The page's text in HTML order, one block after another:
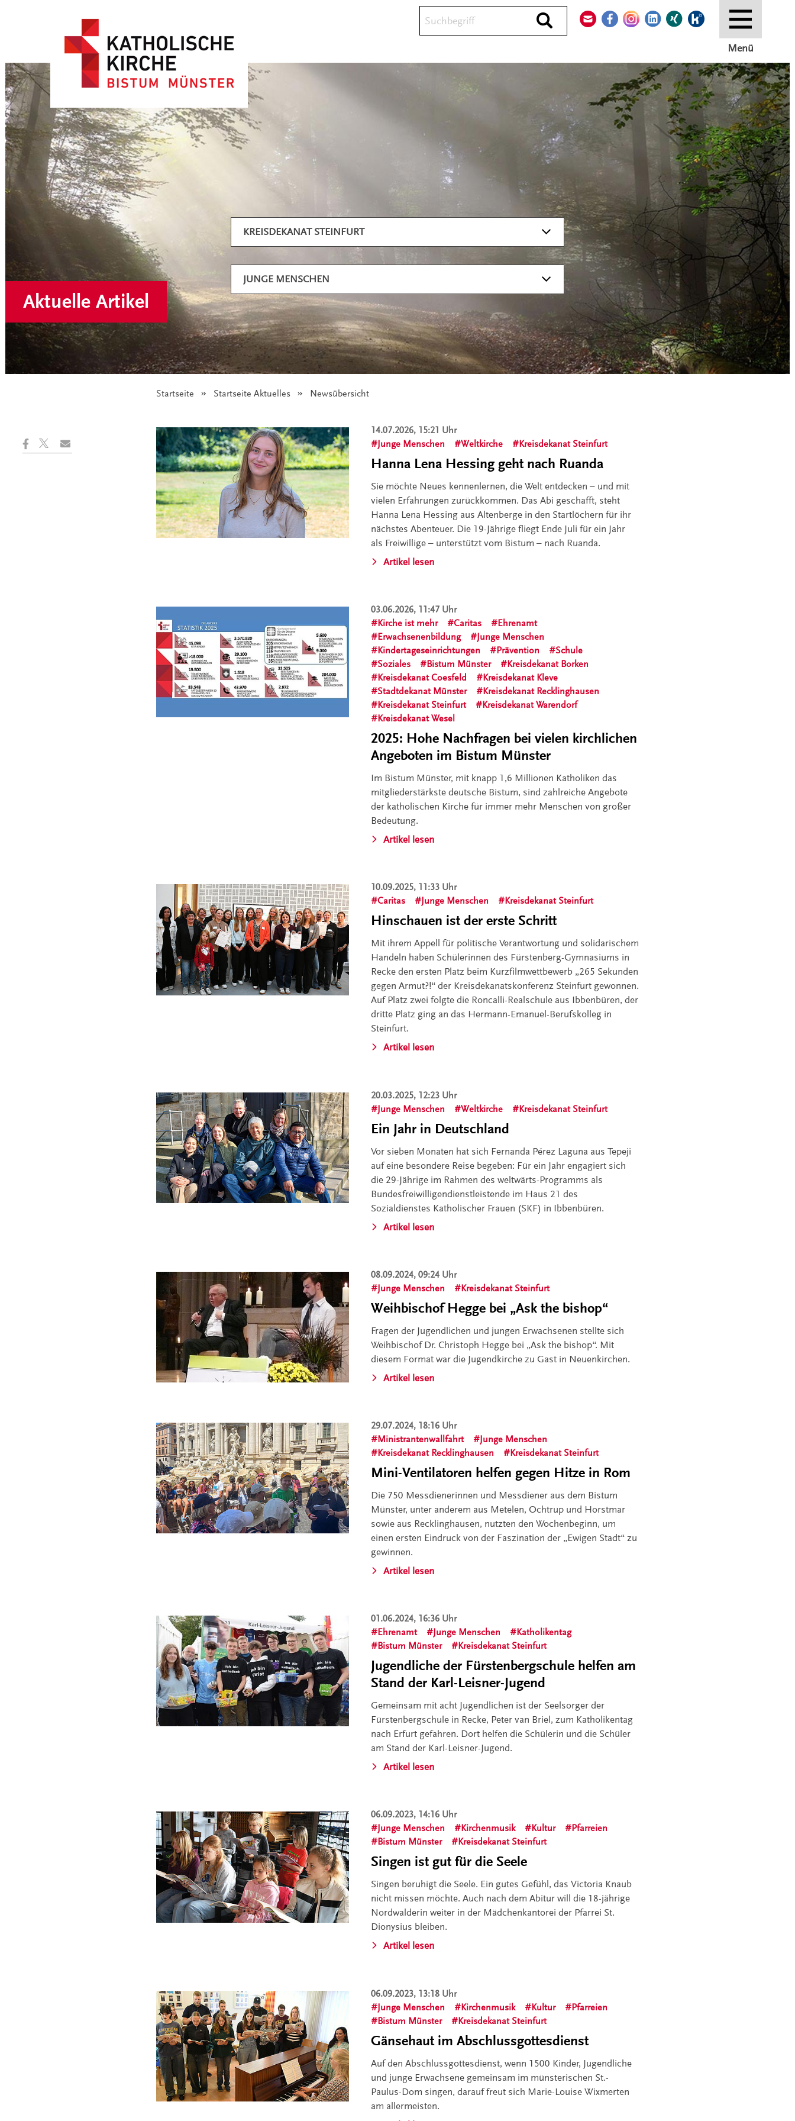
Durchsuchen
Menü
Aktuelle Artikel
Artikel filtern KREISDEKANAT STEINFURT
JUNGE MENSCHEN
Startseite Startseite Aktuelles Angezeigt:
Newsübersicht
14.07.2026, 15:21 Uhr
Junge Menschen
Weltkirche Kreisdekanat Steinfurt
Hanna Lena Hessing geht nach Ruanda
Sie möchte Neues kennenlernen, die Welt entdecken – und mit
vielen Erfahrungen zurückkommen. Das Abi geschafft, steht
Hanna Lena Hessing aus Altenberge in den Startlöchern für ihr
nächstes Abenteuer. Die 19-Jährige fliegt Ende Juli für ein Jahr
als Freiwillige – unterstützt vom Bistum – nach Ruanda.
Artikel lesen
03.06.2026, 11:47 Uhr
Kirche ist mehr
Caritas
Ehrenamt
Erwachsenenbildung
Junge Menschen
Kindertageseinrichtungen
Prävention
Schule
Soziales
Bistum Münster
Kreisdekanat Borken
Kreisdekanat Coesfeld
Kreisdekanat Kleve
Stadtdekanat Münster
Kreisdekanat Recklinghausen
Kreisdekanat Steinfurt
Kreisdekanat Warendorf
Kreisdekanat Wesel
2025: Hohe Nachfragen bei vielen kirchlichen
Angeboten im Bistum Münster
Im Bistum Münster, mit knapp 1,6 Millionen Katholiken das
mitgliederstärkste deutsche Bistum, sind zahlreiche Angebote
der katholischen Kirche für immer mehr Menschen von großer
Bedeutung.
Artikel lesen
10.09.2025, 11:33 Uhr
Caritas
Junge Menschen Kreisdekanat Steinfurt
Hinschauen ist der erste Schritt
Mit ihrem Appell für politische Verantwortung und solidarischem
Handeln haben Schülerinnen des Fürstenberg-Gymnasiums in
Recke den ersten Platz beim Kurzfilmwettbewerb „265 Sekunden
gegen Armut?!“ der Kreisdekanatskonferenz Steinfurt gewonnen.
Auf Platz zwei folgte die Roncalli-Realschule aus Ibbenbüren, der
dritte Platz ging an das Hermann-Emanuel-Berufskolleg in
Steinfurt.
Artikel lesen
20.03.2025, 12:23 Uhr
Junge Menschen
Weltkirche Kreisdekanat Steinfurt
Ein Jahr in Deutschland
Vor sieben Monaten hat sich Fernanda Pérez Laguna aus Tepeji
auf eine besondere Reise begeben: Für ein Jahr engagiert sich
die 29-Jährige im Rahmen des weltwärts-Programms als
Bundesfreiwilligendienstleistende im Haus 21 des
Sozialdienstes Katholischer Frauen (SKF) in Ibbenbüren.
Artikel lesen
08.09.2024, 09:24 Uhr
Junge Menschen
Kreisdekanat Steinfurt
Weihbischof Hegge bei „Ask the bishop“
Fragen der Jugendlichen und jungen Erwachsenen stellte sich
Weihbischof Dr. Christoph Hegge bei „Ask the bishop“. Mit
diesem Format war die Jugendkirche zu Gast in Neuenkirchen.
Artikel lesen
29.07.2024, 18:16 Uhr
Ministrantenwallfahrt
Junge Menschen
Kreisdekanat Recklinghausen
Kreisdekanat Steinfurt
Mini-Ventilatoren helfen gegen Hitze in Rom
Die 750 Messdienerinnen und Messdiener aus dem Bistum
Münster, unter anderem aus Metelen, Ochtrup und Horstmar
sowie aus Recklinghausen, nutzten den Wochenbeginn, um
einen ersten Eindruck von der Faszination der „Ewigen Stadt“ zu
gewinnen.
Artikel lesen
01.06.2024, 16:36 Uhr
Ehrenamt
Junge Menschen
Katholikentag
Bistum Münster
Kreisdekanat Steinfurt
Jugendliche der Fürstenbergschule helfen am
Stand der Karl-Leisner-Jugend
Gemeinsam mit acht Jugendlichen ist der Seelsorger der
Fürstenbergschule in Recke, Peter van Briel, zum Katholikentag
nach Erfurt gefahren. Dort helfen die Schülerin und die Schüler
am Stand der Karl-Leisner-Jugend.
Artikel lesen
06.09.2023, 14:16 Uhr
Junge Menschen
Kirchenmusik Kultur
Pfarreien
Bistum Münster
Kreisdekanat Steinfurt
Singen ist gut für die Seele
Singen beruhigt die Seele. Ein gutes Gefühl, das Victoria Knaub
nicht missen möchte. Auch nach dem Abitur will die 18-jährige
Nordwalderin weiter in der Mädchenkantorei der Pfarrei St.
Dionysius bleiben.
Artikel lesen
06.09.2023, 13:18 Uhr
Junge Menschen
Kirchenmusik Kultur
Pfarreien
Bistum Münster
Kreisdekanat Steinfurt
Gänsehaut im Abschlussgottesdienst
Auf den Abschlussgottesdienst, wenn 1500 Kinder, Jugendliche
und junge Erwachsene gemeinsam im münsterischen St.-
Paulus-Dom singen, darauf freut sich Marie-Louise Wixmerten
am allermeisten.